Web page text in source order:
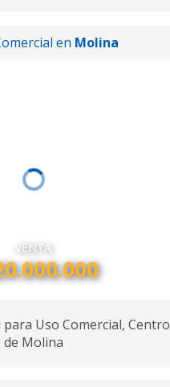
en Molina
VENTA
Uso Comercial, Centro
de Molina